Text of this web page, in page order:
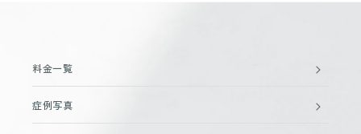
料金一覧
症例写真